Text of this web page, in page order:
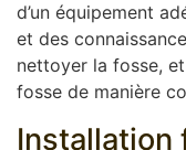
d’un équipement
et des
nettoyer la fosse,
fosse de manière
Installation